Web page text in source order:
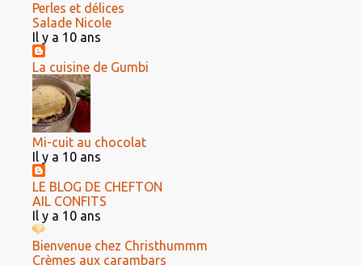
Perles et délices
Salade Nicole
Il y a 10 ans
La cuisine de Gumbi
Mi-cuit au chocolat
Il y a 10 ans
LE BLOG DE CHEFTON
AIL CONFITS
Il y a 10 ans
Bienvenue chez Christhummm
Crèmes aux carambars